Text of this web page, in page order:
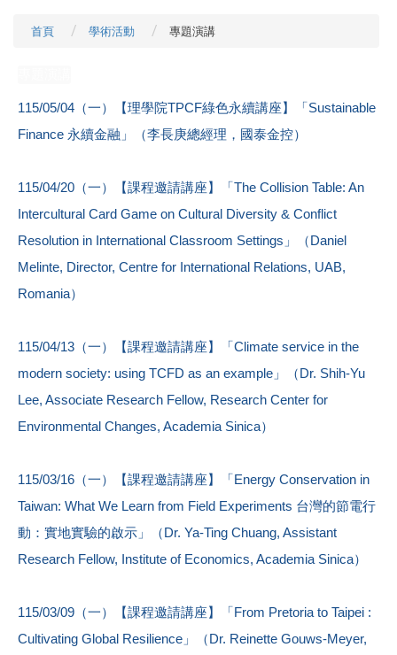
首頁 學術活動 專題演講
115/05/04（一）【理學院TPCF綠色永續講座】「Sustainable
Finance 永續金融」（李長庚總經理，國泰金控）
115/04/20（一）【課程邀請講座】「The Collision Table: An
Intercultural Card Game on Cultural Diversity & Conflict
Resolution in International Classroom Settings」（Daniel
Melinte, Director, Centre for International Relations, UAB,
Romania）
115/04/13（一）【課程邀請講座】「Climate service in the
modern society: using TCFD as an example」（Dr. Shih-Yu
Lee, Associate Research Fellow, Research Center for
Environmental Changes, Academia Sinica）
115/03/16（一）【課程邀請講座】「Energy Conservation in
Taiwan: What We Learn from Field Experiments 台灣的節電行
動：實地實驗的啟示」（Dr. Ya-Ting Chuang, Assistant
Research Fellow, Institute of Economics, Academia Sinica）
115/03/09（一）【課程邀請講座】「From Pretoria to Taipei :
Cultivating Global Resilience」（Dr. Reinette Gouws-Meyer,